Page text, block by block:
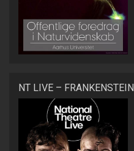
NT LIVE – FRANKENSTEIN